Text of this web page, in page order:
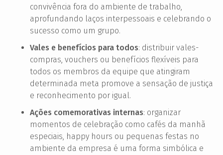
convivência fora do ambiente de trabalho,
aprofundando laços interpessoais e celebrando o
sucesso como um grupo.
Vales e benefícios para todos: distribuir vales-
compras, vouchers ou benefícios flexíveis para
todos os membros da equipe que atingiram
determinada meta promove a sensação de justiça
e reconhecimento por igual.
Ações comemorativas internas: organizar
momentos de celebração como cafés da manhã
especiais, happy hours ou pequenas festas no
ambiente da empresa é uma forma simbólica e